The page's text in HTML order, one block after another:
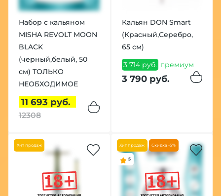
Набор с кальяном
MISHA REVOLT MOON
BLACK
(черный,белый, 50
см) ТОЛЬКО
НЕОБХОДИМОЕ
11 693 руб.
12308
Кальян DON Smart
(Красный,Серебро,
65 см)
3 714 руб. премиум
3 790 руб.
Хит продаж Хит продаж Скидка -5%
5